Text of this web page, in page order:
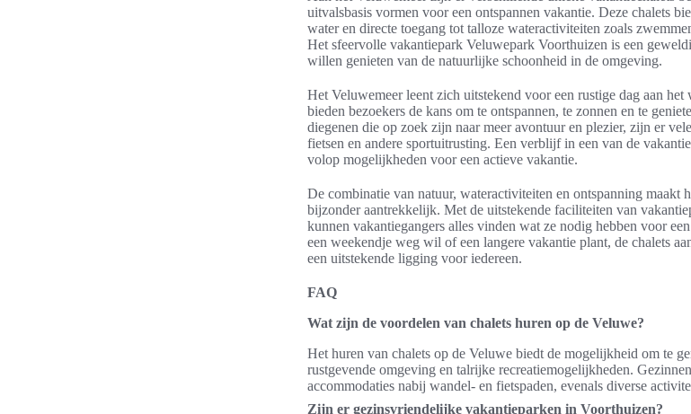
uitvalsbasis vormen voor een ontspannen vakantie. Deze chalets
water en directe toegang tot talloze wateractiviteiten zoals
Het sfeervolle vakantiepark Veluwepark Voorthuizen is een
willen genieten van de natuurlijke schoonheid in de omgeving.
Het Veluwemeer leent zich uitstekend voor een rustige dag aan
bieden bezoekers de kans om te ontspannen, te zonnen en te
diegenen die op zoek zijn naar meer avontuur en plezier, zijn er
fietsen en andere sportuitrusting. Een verblijf in een van de
volop mogelijkheden voor een actieve vakantie.
De combinatie van natuur, wateractiviteiten en ontspanning maakt
bijzonder aantrekkelijk. Met de uitstekende faciliteiten van
kunnen vakantiegangers alles vinden wat ze nodig hebben voor
een weekendje weg wil of een langere vakantie plant, de chalets
een uitstekende ligging voor iedereen.
FAQ
Wat zijn de voordelen van chalets huren op de Veluwe?
Het huren van chalets op de Veluwe biedt de mogelijkheid om te
rustgevende omgeving en talrijke recreatiemogelijkheden.
accommodaties nabij wandel- en fietspaden, evenals diverse
Zijn er gezinsvriendelijke vakantieparken in Voorthuizen?